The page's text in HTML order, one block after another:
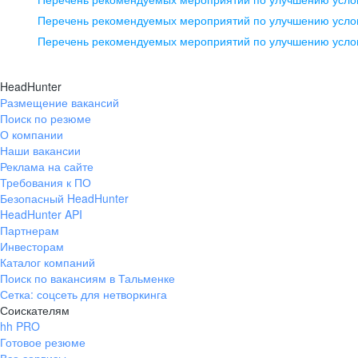
pr@ural.hh.ru
помещение 21
+7 383 207-94-64
pr@nsk.hh.ru
Перечень рекомендуемых мероприятий по улучшению
Перечень рекомендуемых мероприятий по улучшению
HeadHunter
Размещение вакансий
Поиск по резюме
О компании
Наши вакансии
Реклама на сайте
Требования к ПО
Безопасный HeadHunter
HeadHunter API
Партнерам
Инвесторам
Каталог компаний
Поиск по вакансиям в Тальменке
Сетка: соцсеть для нетворкинга
Соискателям
hh PRO
Готовое резюме